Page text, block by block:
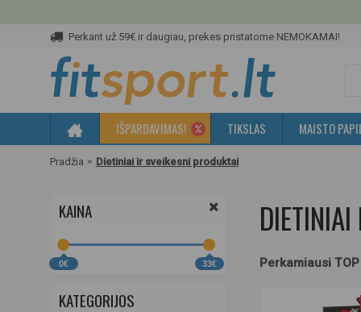
Perkant už 59€ ir daugiau, prekes pristatome NEMOKAMAI!
IŠPARDAVIMAS! TIKSLAS MAISTO
Pradžia Dietiniai ir sveikesni produktai
KAINA
0€ 33€
KATEGORIJOS
Perkamiausi